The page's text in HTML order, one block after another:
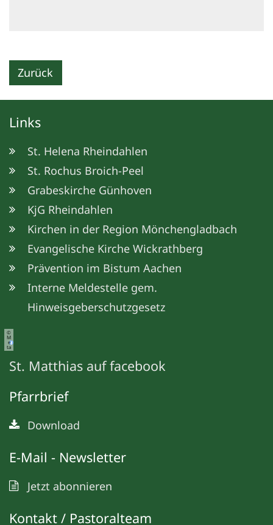
Zurück
Links
St. Helena Rheindahlen
St. Rochus Broich-Peel
Grabeskirche Günhoven
KjG Rheindahlen
Kirchen in der Region Mönchengladbach
Evangelische Kirche Wickrathberg
Prävention im Bistum Aachen
Interne Meldestelle gem.
Hinweisgeberschutzgesetz
©
M
e
ta
St. Matthias auf facebook
Pfarrbrief
Download
E-Mail - Newsletter
Jetzt abonnieren
Kontakt / Pastoralteam